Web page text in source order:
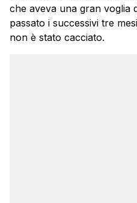
che aveva una gran voglia
passato i successivi tre
non è stato cacciato.